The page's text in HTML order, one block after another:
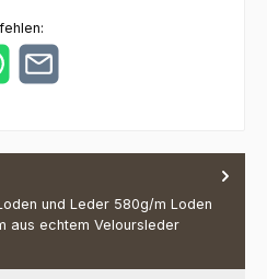
und Leder 580g/m Loden
aus echtem Veloursleder